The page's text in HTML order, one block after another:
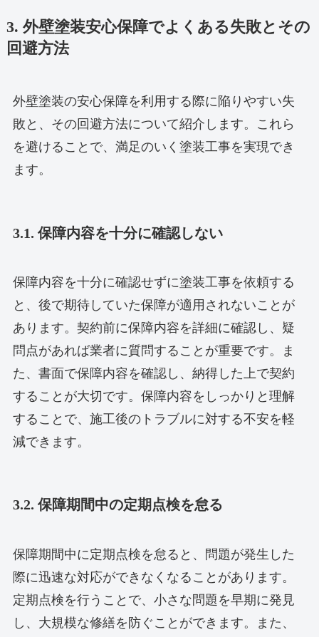
3. 外壁塗装安心保障でよくある失敗とその
回避方法
外壁塗装の安心保障を利用する際に陥りやすい失
敗と、その回避方法について紹介します。これら
を避けることで、満足のいく塗装工事を実現でき
ます。
3.1. 保障内容を十分に確認しない
保障内容を十分に確認せずに塗装工事を依頼する
と、後で期待していた保障が適用されないことが
あります。契約前に保障内容を詳細に確認し、疑
問点があれば業者に質問することが重要です。ま
た、書面で保障内容を確認し、納得した上で契約
することが大切です。保障内容をしっかりと理解
することで、施工後のトラブルに対する不安を軽
減できます。
3.2. 保障期間中の定期点検を怠る
保障期間中に定期点検を怠ると、問題が発生した
際に迅速な対応ができなくなることがあります。
定期点検を行うことで、小さな問題を早期に発見
し、大規模な修繕を防ぐことができます。また、